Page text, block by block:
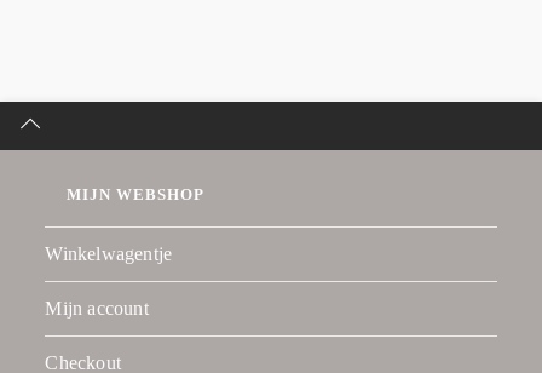
MIJN WEBSHOP
Winkelwagentje
Mijn account
Checkout